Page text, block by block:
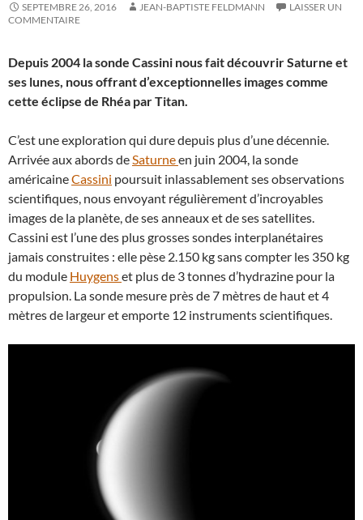
SEPTEMBRE 26, 2016 JEAN-BAPTISTE FELDMANN
LAISSER UN
COMMENTAIRE
Depuis 2004 la sonde Cassini nous fait découvrir Saturne et
ses lunes, nous offrant d’exceptionnelles images comme
cette éclipse de Rhéa par Titan.
C’est une exploration qui dure depuis plus d’une décennie.
Arrivée aux abords deSaturneen juin 2004, la sonde
américaineCassini poursuit inlassablement ses observations
scientifiques, nous envoyant régulièrement d’incroyables
images de la planète, de ses anneaux et de ses satellites.
Cassini est l’une des plus grosses sondes interplanétaires
jamais construites : elle pèse 2.150 kg sans compter les 350 kg
du module Huygenset plus de 3 tonnes d’hydrazine pour la
propulsion. La sonde mesure près de 7 mètres de haut et 4
mètres de largeur et emporte 12 instruments scientifiques.